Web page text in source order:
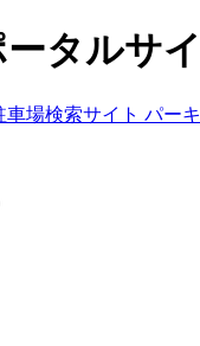
タルサ
場検索サイト パー